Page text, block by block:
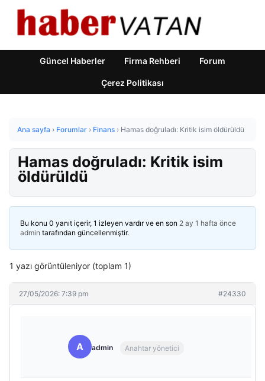
Güncel Haberler Firma Rehberi Forum
Çerez Politikası
Ana sayfa › Forumlar › Finans › Hamas doğruladı: Kritik isim öldürüldü
Hamas doğruladı: Kritik isim
öldürüldü
Bu konu 0 yanıt içerir, 1 izleyen vardır ve en son 2 ay 1 hafta önce
admin tarafından güncellenmiştir.
1 yazı görüntüleniyor (toplam 1)
27/05/2026: 7:39 pm #24330
A admin Anahtar yönetici